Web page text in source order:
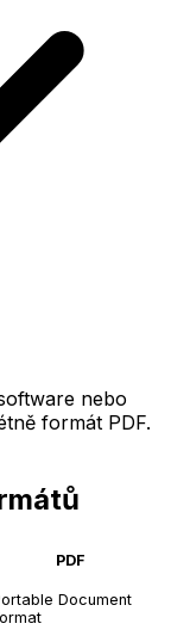
nebo
formát PDF.
PDF
Document